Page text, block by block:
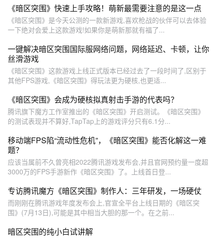
《暗区突围》快速上手攻略！萌新最需要注意的是这一点
《暗区突围》是今天公测的一款新游戏,喜欢枪战的伙伴可以去体验
一下绝对会爱上这款游戏!如果你是萌新那就有福了...
一键解决暗区突围国际服网络问题，网络延迟、卡顿，让你
丝滑游戏
《暗区突围》这款游戏上线正式版本已经过去了一段时间了,区别于
其他FPS游戏,《暗区突围》得玩法更为硬核,也更适...
《暗区突围》会成为硬核拟真射击手游的代表吗？
腾讯旗下魔方工作室推出的《暗区突围》开启测试。《暗区突围》
的测试表现并不算好,TapTap上的游戏评分只有6.1分...
移动端FPS陷“流动性危机”，《暗区突围》能否化解这一难
题？
应该当属前不久曾亮相2022腾讯游戏发布会,并且官网预约量一度超
3000万的FPS手游新作《暗区突围》了。上线首日登...
专访腾讯魔方《暗区突围》制作人：三年研发，一场硬仗
而刚刚在腾讯游戏年度发布会上,官宣全平台上线日期的《暗区突
围》(7月13日),可能是其中相当大胆的那一个。在之前...
暗区突围的纯小白试讲解